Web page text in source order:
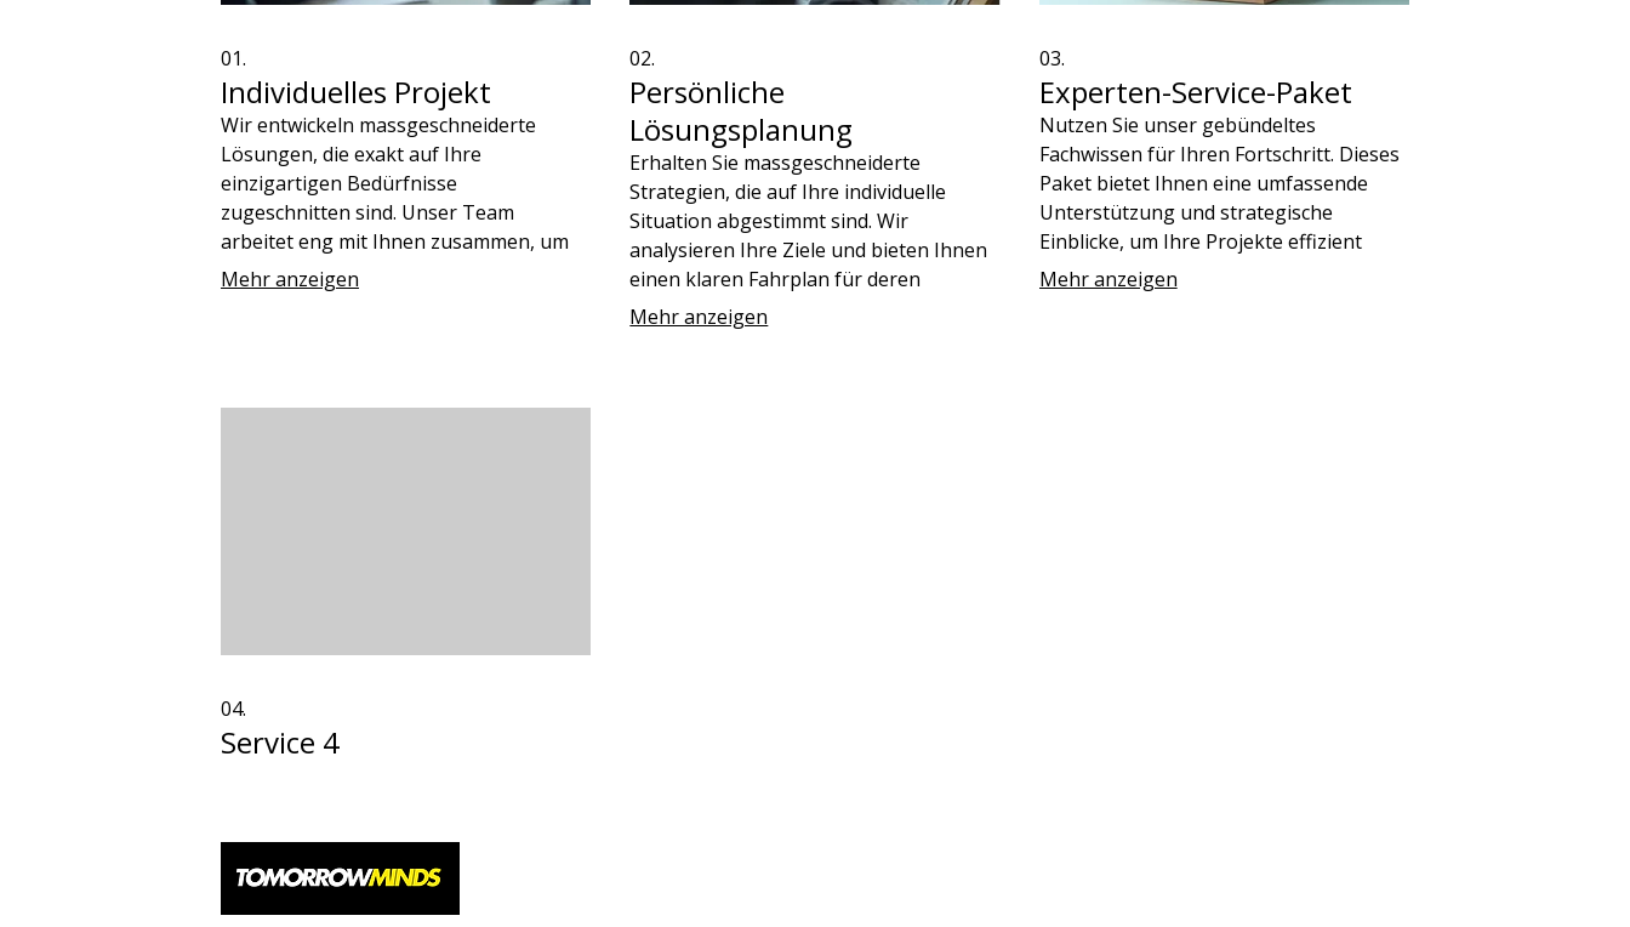
01.
Individuelles Projekt
Wir entwickeln massgeschneiderte
Lösungen, die exakt auf Ihre
einzigartigen Bedürfnisse
zugeschnitten sind. Unser Team
arbeitet eng mit Ihnen zusammen, um
kreative und effektive Ansätze für Ihre
spezifischen Herausforderungen zu
Mehr anzeigen
02.
Persönliche
Lösungsplanung
Erhalten Sie massgeschneiderte
Strategien, die auf Ihre individuelle
Situation abgestimmt sind. Wir
analysieren Ihre Ziele und bieten Ihnen
einen klaren Fahrplan für deren
Erreichung, um Ihre Erfolgschancen zu
maximieren.
Mehr anzeigen
03.
Experten-Service-Paket
Nutzen Sie unser gebündeltes
Fachwissen für Ihren Fortschritt. Dieses
Paket bietet Ihnen eine umfassende
Unterstützung und strategische
Einblicke, um Ihre Projekte effizient
voranzutreiben und optimale
Ergebnisse zu erzielen.
Mehr anzeigen
04.
Service 4